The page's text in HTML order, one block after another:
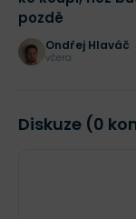
pozdě
Ondřej Hlaváč
včera
Diskuze (0